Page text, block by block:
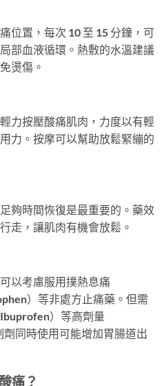
位置，每次 10 至 15 分鐘，可
部血液循環。熱敷的水溫建議
燙傷。
力按壓酸痛肌肉，力度以有輕
力。按摩可以幫助放鬆緊繃的
夠時間恢復是最重要的。藥效
走，讓肌肉有機會放鬆。
以考慮服用撲熱息痛
）等非處方止痛藥。但需
）等高劑量
劑同時使用可能增加胃腸道出
痛？